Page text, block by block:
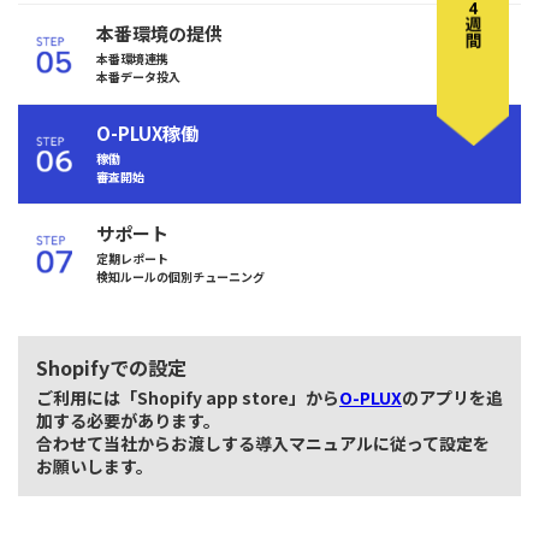
本番環境の提供
本番環境連携
本番データ投入
O-PLUX稼働
稼働
審査開始
サポート
定期レポート
検知ルールの個別チューニング
Shopifyでの設定
ご利用には「Shopify app store」からO-PLUXのアプリを追
加する必要があります。
合わせて当社からお渡しする導入マニュアルに従って設定を
お願いします。